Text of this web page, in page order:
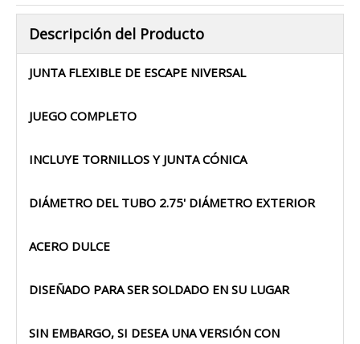
Descripción del Producto
JUNTA FLEXIBLE DE ESCAPE NIVERSAL
JUEGO COMPLETO
INCLUYE TORNILLOS Y JUNTA CÓNICA
DIÁMETRO DEL TUBO 2.75' DIÁMETRO EXTERIOR
ACERO DULCE
DISEÑADO PARA SER SOLDADO EN SU LUGAR
SIN EMBARGO, SI DESEA UNA VERSIÓN CON